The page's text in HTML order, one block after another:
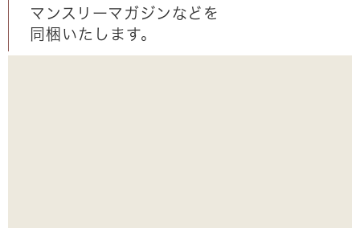
マンスリーマガジンなどを
同梱いたします。